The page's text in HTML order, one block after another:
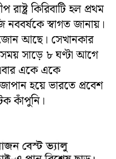
রাষ্ট্র কিরিবাটি হল প্রথম
নববর্ষকে স্বাগত জানায়।
জোন আছে। সেখানকার
সাড়ে ৮ ঘণ্টা আগে
একে একে
হয়ে ভারতে প্রবেশ
কাঁপুনি।